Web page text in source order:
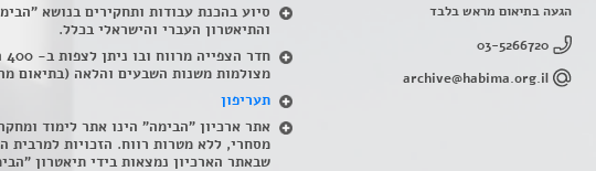
הגעה בתיאום מראש בלבד
03-5266720
archive@habima.org.il
סיוע בהכנת עבודות ותחקירים בנושא
והתיאטרון העברי והישראלי בכלל.
מצולמות משנות השבעים והלאה (בתיאום
תעריפון
אתר ארכיון "הבימה" הינו אתר לימוד
מסחרי, ללא מטרות רווח. הזכויות למרבית
שבאתר הארכיון נמצאות בידי תיאטרון